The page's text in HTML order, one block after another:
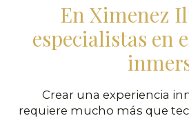
En Ximenez
especialistas en
Crear una experiencia
requiere mucho más que